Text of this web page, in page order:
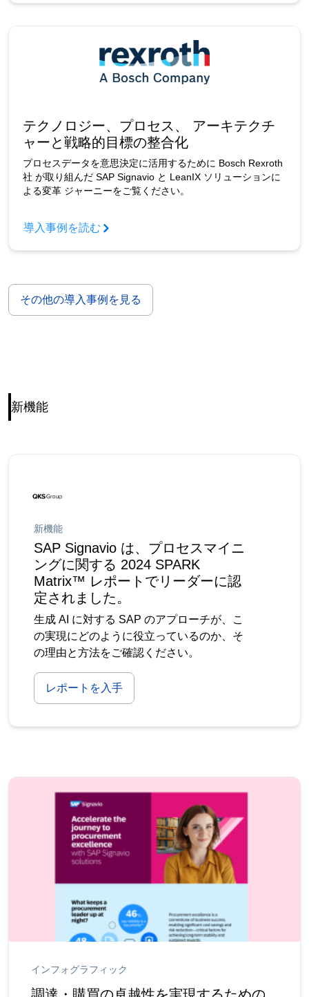
テクノロジー、プロセス、 アーキテクチ
ャーと戦略的目標の整合化
プロセスデータを意思決定に活用するために Bosch Rexroth
社 が取り組んだ SAP Signavio と LeanIX ソリューションに
よる変革 ジャーニーをご覧ください。
導入事例を読む
その他の導入事例を見る
新機能
新機能
SAP Signavio は、プロセスマイニ
ングに関する 2024 SPARK
Matrix™ レポートでリーダーに認
定されました。
生成 AI に対する SAP のアプローチが、こ
の実現にどのように役立っているのか、そ
の理由と方法をご確認ください。
レポートを入手
インフォグラフィック